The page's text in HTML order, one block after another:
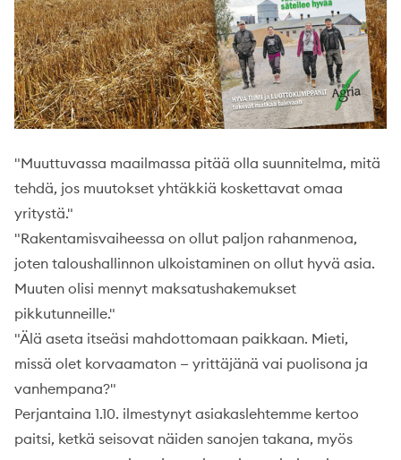
"Muuttuvassa maailmassa pitää olla suunnitelma, mitä
tehdä, jos muutokset yhtäkkiä koskettavat omaa
yritystä."
"Rakentamisvaiheessa on ollut paljon rahanmenoa,
joten taloushallinnon ulkoistaminen on ollut hyvä asia.
Muuten olisi mennyt maksatushakemukset
pikkutunneille."
"Älä aseta itseäsi mahdottomaan paikkaan. Mieti,
missä olet korvaamaton — yrittäjänä vai puolisona ja
vanhempana?"
Perjantaina 1.10. ilmestynyt asiakaslehtemme kertoo
paitsi, ketkä seisovat näiden sanojen takana, myös